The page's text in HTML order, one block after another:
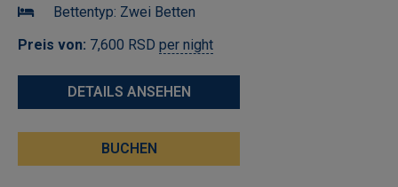
Bettentyp: Zwei Betten
Preis von: 7,600 RSD per night
DETAILS ANSEHEN
BUCHEN